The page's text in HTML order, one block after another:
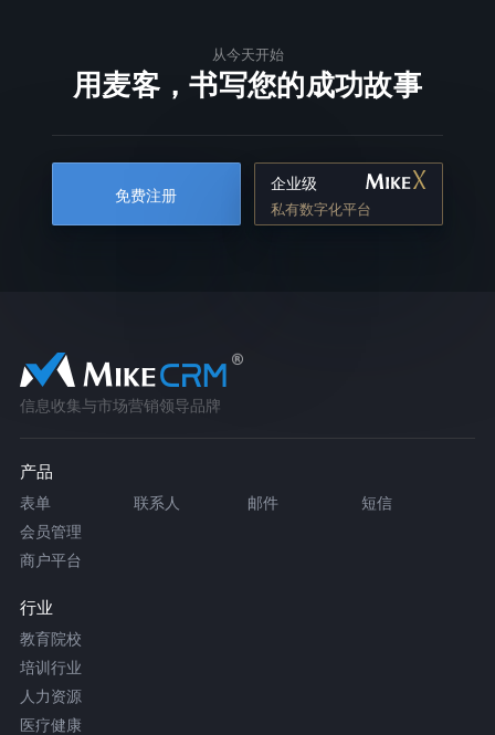
从今天开始
用麦客，书写您的成功故事
免费注册
企业级
私有数字化平台
信息收集与市场营销领导品牌
产品
表单 联系人 邮件
短信
会员管理
商户平台
行业
教育院校
培训行业
人力资源
医疗健康